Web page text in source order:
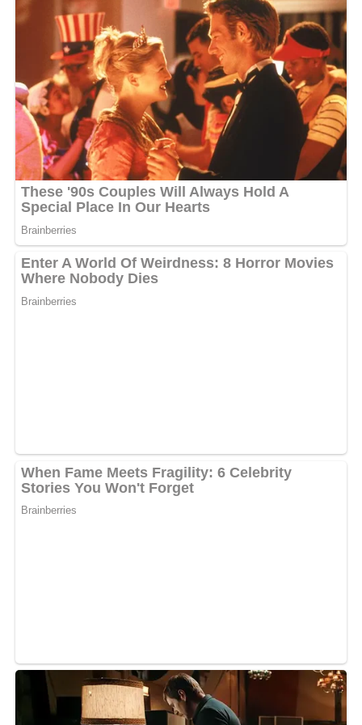
A travers une publication dans la matinée du vendredi,
Aicha Wannel a encore fait une mise en garde à cette
influenceuse qui lui joue ce sale tour. Elle a profité de
l’occasion pour rappeler à sa communauté de fans
qu’elle n’est pas responsable des profils dont il s’agit.
Avant de menacer de porter plainte à cette dernière.
«Aïcha Wannel c’est mon nom que tu utilises pour te
faire connaître. Du jamais vu ! En plus tu me manques de
respect. quand on veut se faire connaître, on vient avec
t-elle brandi comme menaces la chanteuse.
L’on espère seulement que cela ne soit pas tombé dans
les oreilles d’une sourde. Afin qu’elle arrête de se faire